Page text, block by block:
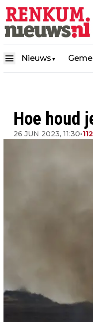
Nieuws ▼
Hoe houd
26 JUN 2023, 11:30•112